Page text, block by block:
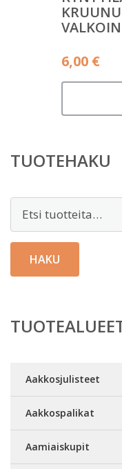
6,00 €
TUOTEHAKU
Etsi:
HAKU
Aakkosjulisteet
Aakkospalikat
Aamiaiskupit